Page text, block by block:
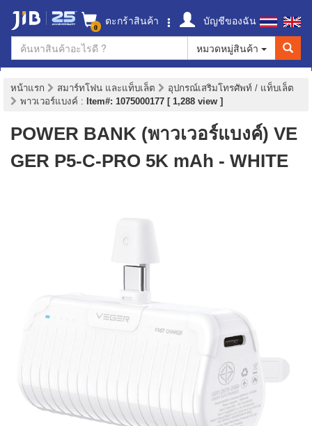
0 ตะกร้าสินค้า
บัญชีของฉัน
หมวดหมู่สินค้า
หน้าแรก สมาร์ทโฟน และแท็บเล็ต
อุปกรณ์เสริมโทรศัพท์ / แท็บเล็ต
พาวเวอร์แบงค์ : Item#: 1075000177 [ 1,288 view ]
POWER BANK (พาวเวอร์แบงค์) VE
GER P5-C-PRO 5K mAh - WHITE